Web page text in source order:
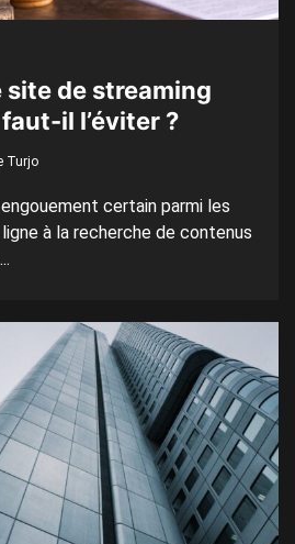
site de streaming
il l’éviter ?
Turjo
certain parmi les
à la recherche de contenus